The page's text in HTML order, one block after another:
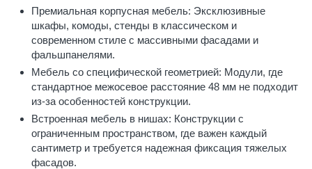
Премиальная корпусная мебель: Эксклюзивные
шкафы, комоды, стенды в классическом и
современном стиле с массивными фасадами и
фальшпанелями.
Мебель со специфической геометрией: Модули, где
стандартное межосевое расстояние 48 мм не подходит
из-за особенностей конструкции.
Встроенная мебель в нишах: Конструкции с
ограниченным пространством, где важен каждый
сантиметр и требуется надежная фиксация тяжелых
фасадов.